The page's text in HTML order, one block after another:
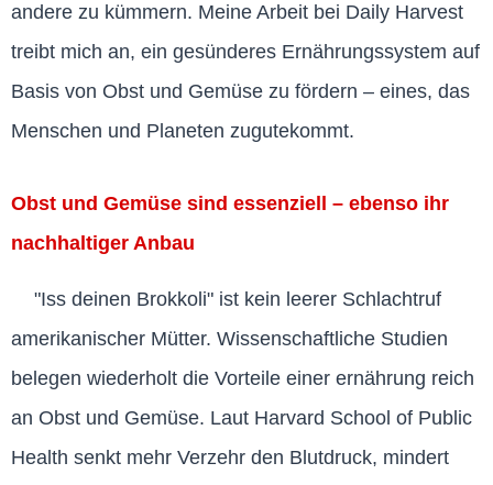
andere zu kümmern. Meine Arbeit bei Daily Harvest
treibt mich an, ein gesünderes Ernährungssystem auf
Basis von Obst und Gemüse zu fördern – eines, das
Menschen und Planeten zugutekommt.
Obst und Gemüse sind essenziell – ebenso ihr
nachhaltiger Anbau
"Iss deinen Brokkoli" ist kein leerer Schlachtruf
amerikanischer Mütter. Wissenschaftliche Studien
belegen wiederholt die Vorteile einer ernährung reich
an Obst und Gemüse. Laut Harvard School of Public
Health senkt mehr Verzehr den Blutdruck, mindert